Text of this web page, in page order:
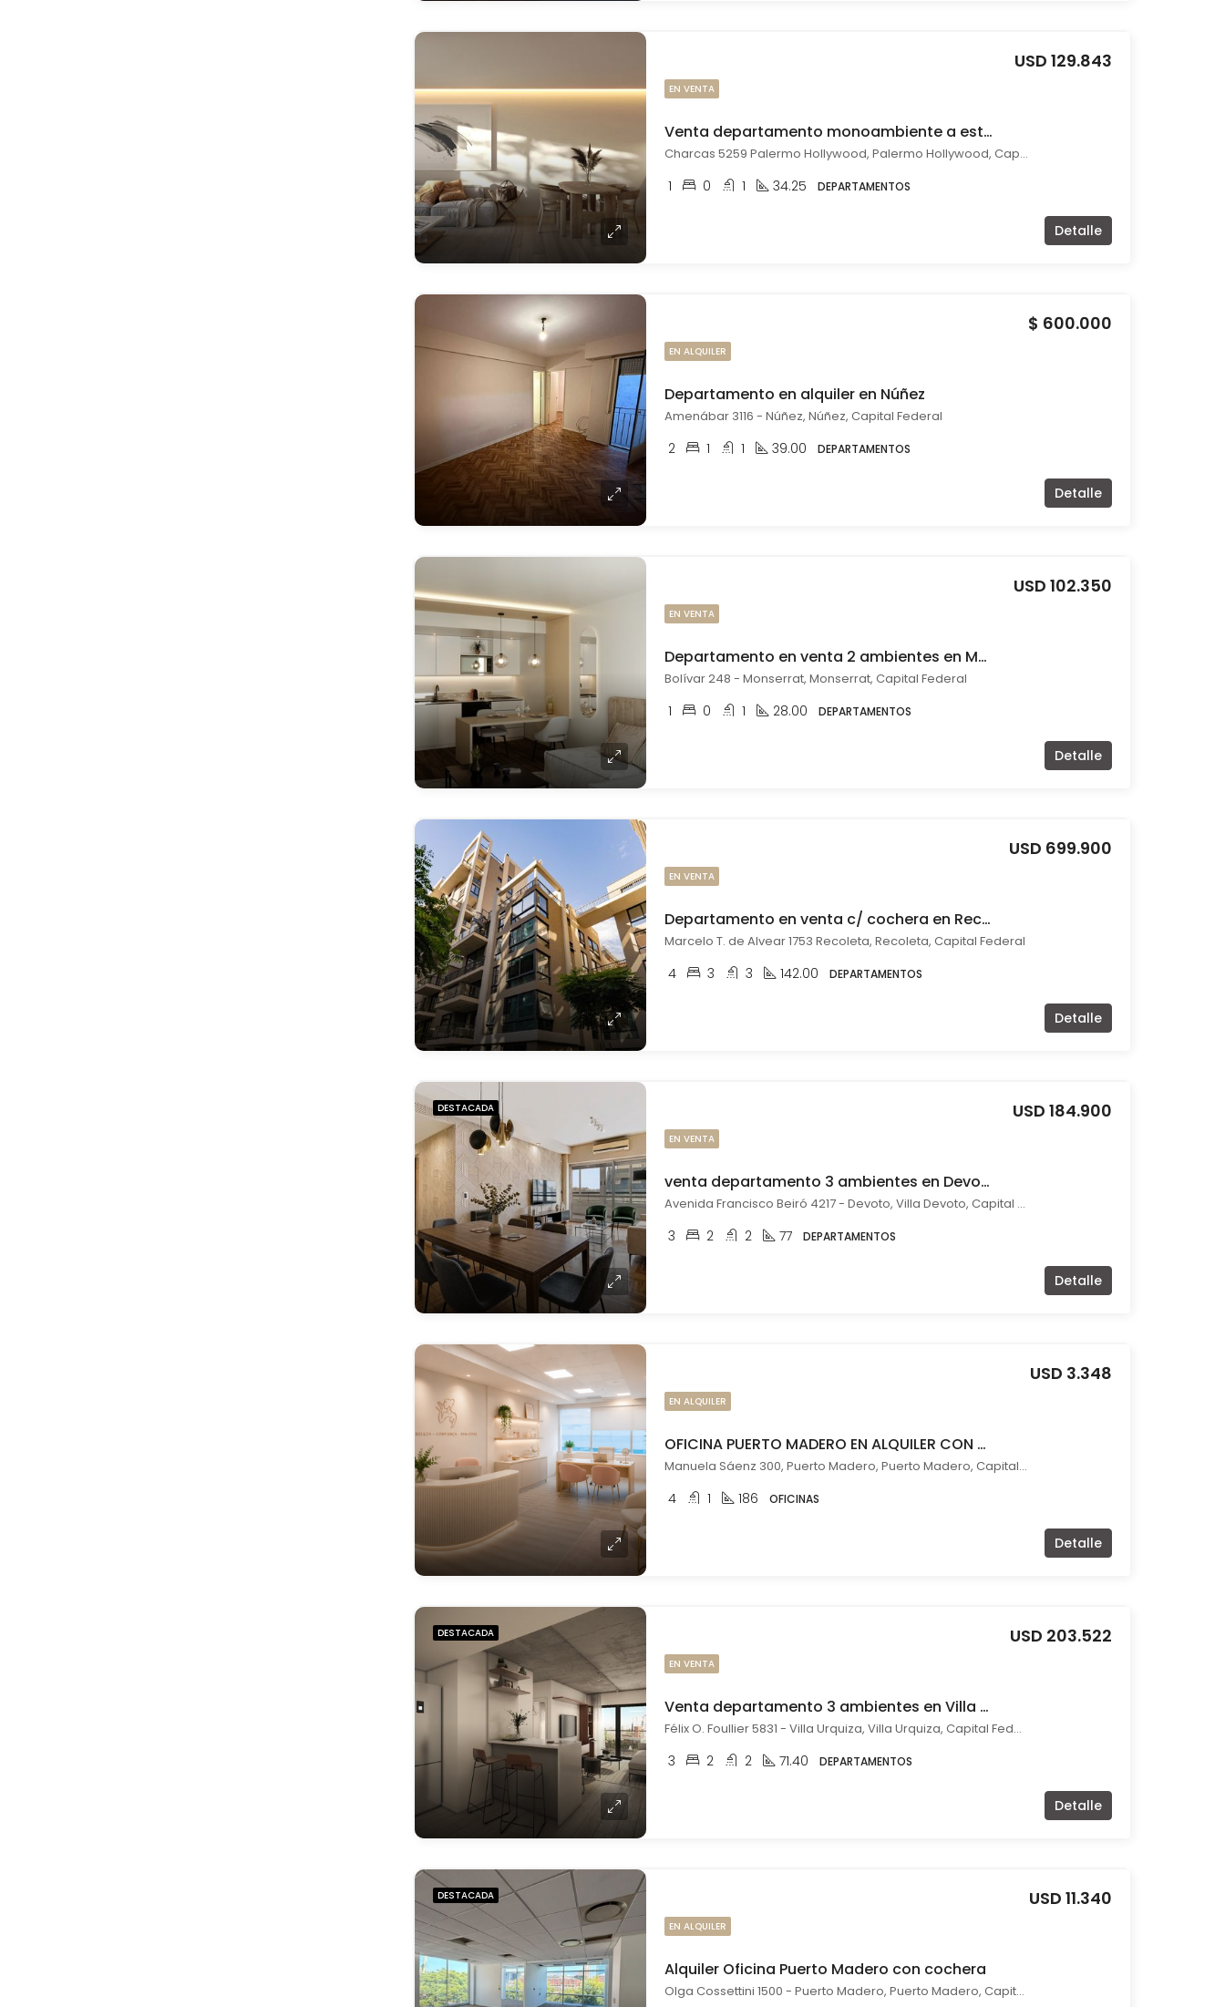
EN VENTA
Venta departamento monoambiente a estrenar en Palermo Hollywood
USD 129.843
Charcas 5259 Palermo Hollywood, Palermo Hollywood, Capital Federal
1 0 1 34.25 DEPARTAMENTOS
Detalle
EN ALQUILER
Departamento en alquiler en Núñez
$ 600.000
Amenábar 3116 - Núñez, Núñez, Capital Federal
2 1 1 39.00 DEPARTAMENTOS
Detalle
EN VENTA
Departamento en venta 2 ambientes en Monserrat
USD 102.350
Bolívar 248 - Monserrat, Monserrat, Capital Federal
1 0 1 28.00 DEPARTAMENTOS
Detalle
EN VENTA
Departamento en venta c/ cochera en Recoleta
USD 699.900
Marcelo T. de Alvear 1753 Recoleta, Recoleta, Capital Federal
4 3 3 142.00 DEPARTAMENTOS
Detalle
DESTACADA
EN VENTA
venta departamento 3 ambientes en Devoto apto credito
USD 184.900
Avenida Francisco Beiró 4217 - Devoto, Villa Devoto, Capital Federal
3 2 2 77 DEPARTAMENTOS
Detalle
EN ALQUILER
OFICINA PUERTO MADERO EN ALQUILER CON COCHERA
USD 3.348
Manuela Sáenz 300, Puerto Madero, Puerto Madero, Capital Federal
4 1 186 OFICINAS
Detalle
DESTACADA
EN VENTA
Venta departamento 3 ambientes en Villa Urquiza con balcón a estrenar
USD 203.522
Félix O. Foullier 5831 - Villa Urquiza, Villa Urquiza, Capital Federal
3 2 2 71.40 DEPARTAMENTOS
Detalle
DESTACADA
EN ALQUILER
Alquiler Oficina Puerto Madero con cochera
USD 11.340
Olga Cossettini 1500 - Puerto Madero, Puerto Madero, Capital Federal